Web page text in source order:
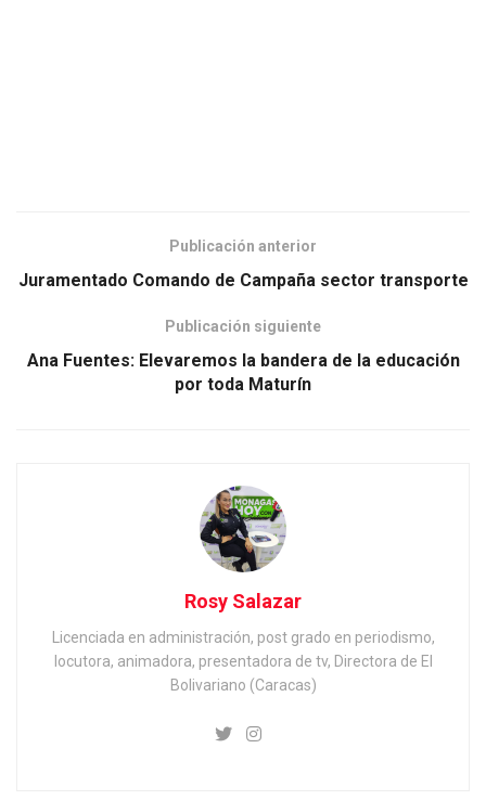
Publicación anterior
Juramentado Comando de Campaña sector transporte
Publicación siguiente
Ana Fuentes: Elevaremos la bandera de la educación
por toda Maturín
Rosy Salazar
Licenciada en administración, post grado en periodismo,
locutora, animadora, presentadora de tv, Directora de El
Bolivariano (Caracas)